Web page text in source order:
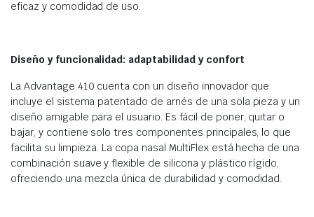
eficaz y comodidad de uso.
Diseño y funcionalidad: adaptabilidad y confort
La Advantage 410 cuenta con un diseño innovador que
incluye el sistema patentado de arnés de una sola pieza y un
diseño amigable para el usuario. Es fácil de poner, quitar o
bajar, y contiene solo tres componentes principales, lo que
facilita su limpieza. La copa nasal MultiFlex está hecha de una
combinación suave y flexible de silicona y plástico rígido,
ofreciendo una mezcla única de durabilidad y comodidad.